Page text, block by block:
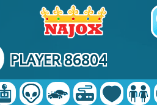
PLAYER 86804